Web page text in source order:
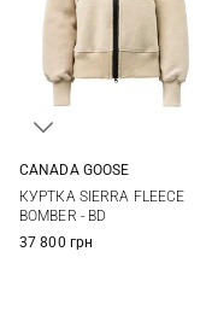
CANADA GOOSE
КУРТКА SIERRA FLEECE
BOMBER - BD
37 800 грн